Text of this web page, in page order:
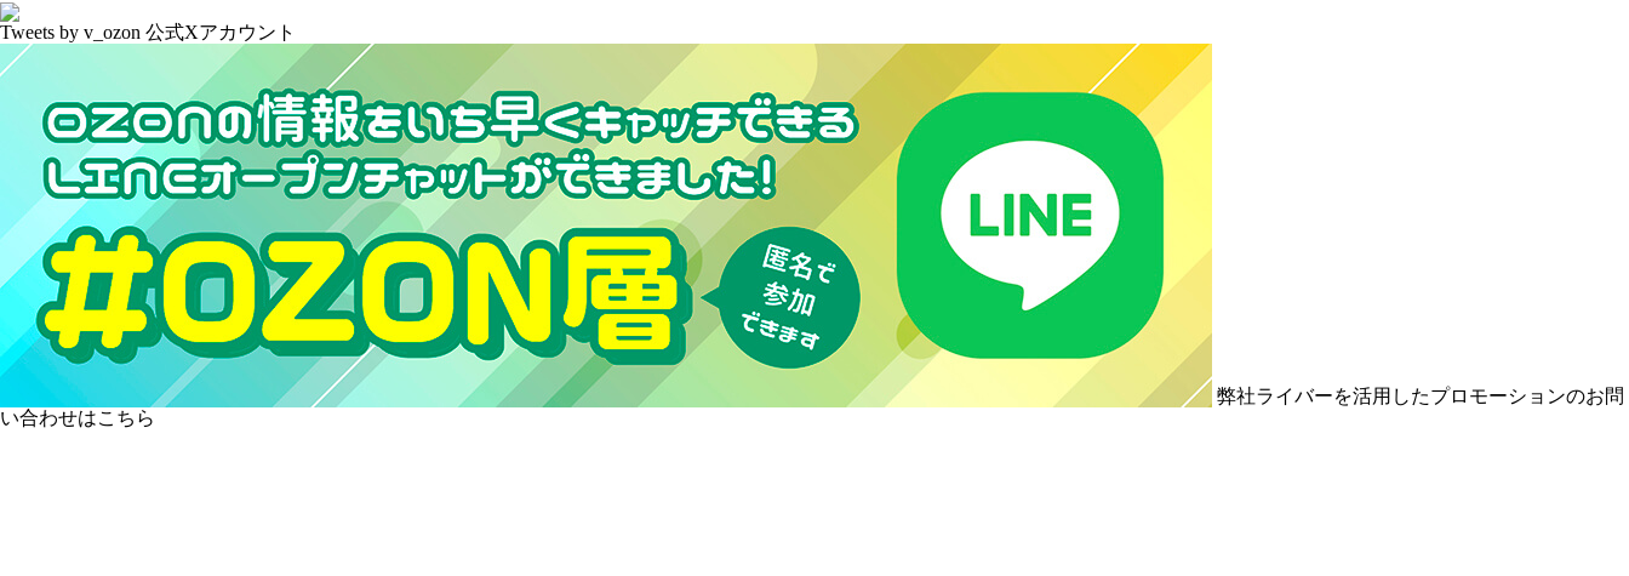
Tweets by v_ozon 公式Xアカウント
弊社ライバーを活用したプロモーションのお問
い合わせはこちら